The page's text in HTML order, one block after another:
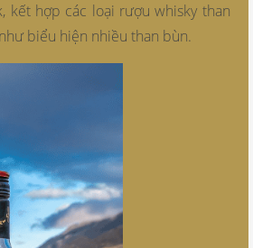
kết hợp các loại rượu whisky than
biểu hiện nhiều than bùn.